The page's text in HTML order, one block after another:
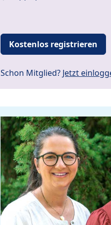
Kostenlos registrieren
Schon Mitglied? Jetzt